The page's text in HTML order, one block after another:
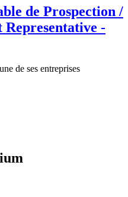
de Prospection /
Representative -
de ses entreprises